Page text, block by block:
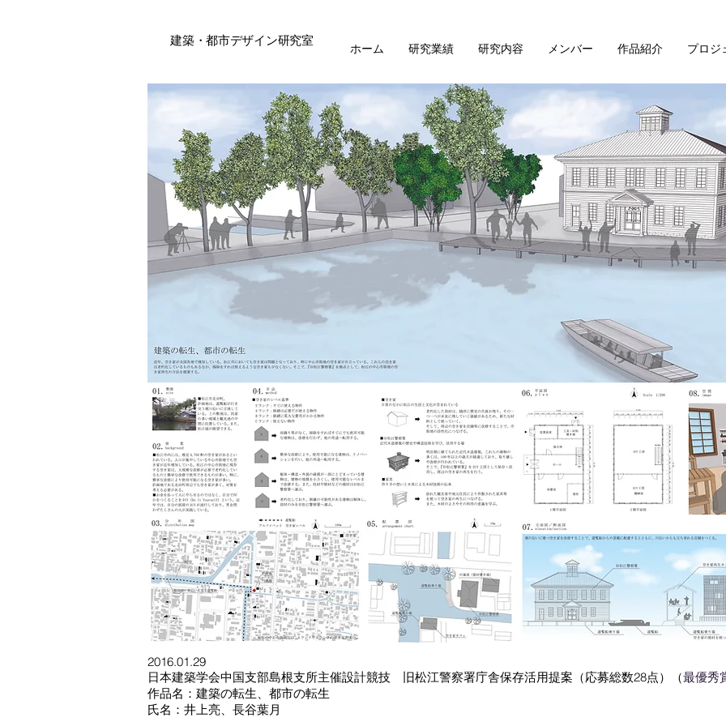
建築・都市デザイン研究室
ホーム 研究業績 研究内容 メンバー 作品紹介 プロジ
2016.01.29
日本建築学会中国支部島根支所主催設計競技 旧松江警察署庁舎保存活用提案（応募総数28点）（最優秀
作品名：建築の転生、都市の転生
氏名：井上亮、長谷葉月